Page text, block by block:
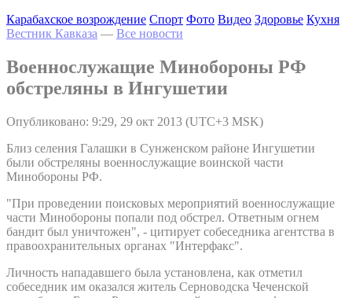
Карабахское возрождение Спорт Фото Видео Здоровье Кухня
Вестник Кавказа — Все новости
Военнослужащие Минобороны РФ
обстреляны в Ингушетии
Опубликовано: 9:29, 29 окт 2013 (UTC+3 MSK)
Близ селения Галашки в Сунженском районе Ингушетии
были обстреляны военнослужащие воинской части
Минобороны РФ.
"При проведении поисковых мероприятий военнослужащие
части Минобороны попали под обстрел. Ответным огнем
бандит был уничтожен", - цитирует собеседника агентства в
правоохранительных органах "Интерфакс".
Личность нападавшего была установлена, как отметил
собеседник им оказался житель Серноводска Чеченской